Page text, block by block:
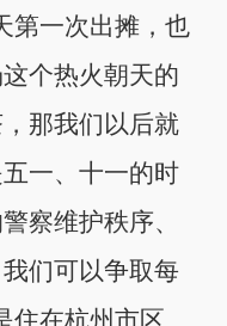
一次出摊，也
个热火朝天的
那我们以后就
一、十一的时
察维护秩序、
们可以争取每
住在杭州市区